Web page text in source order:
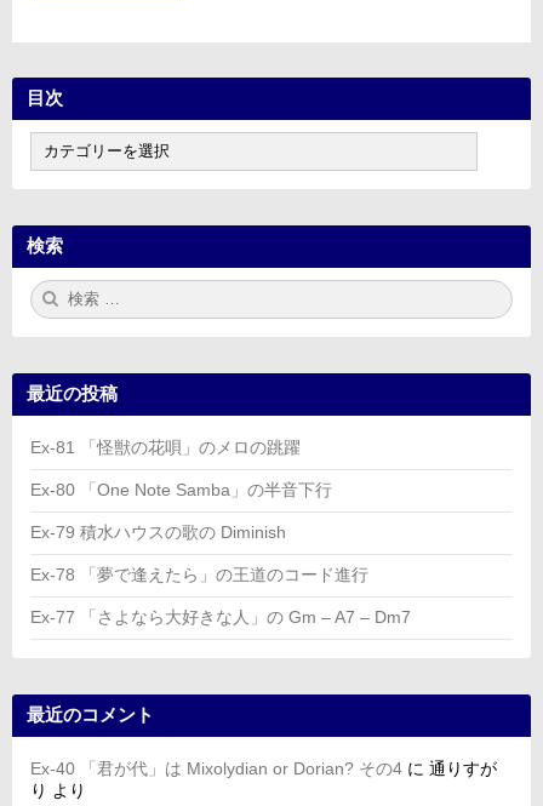
目次
次
検索
検
索:
最近の投稿
Ex-81 「怪獣の花唄」のメロの跳躍
Ex-80 「One Note Samba」の半音下行
Ex-79 積水ハウスの歌の Diminish
Ex-78 「夢で逢えたら」の王道のコード進行
Ex-77 「さよなら大好きな人」の Gm – A7 – Dm7
最近のコメント
Ex-40 「君が代」は Mixolydian or Dorian? その4 に 通りすが
り より